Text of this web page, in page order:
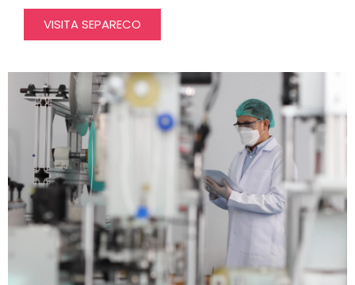
VISITA SEPARECO